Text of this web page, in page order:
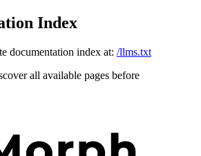
Index
documentation index at: /llms.txt
all available pages before